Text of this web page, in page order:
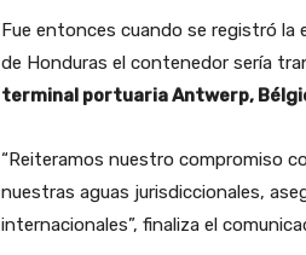
Fue entonces cuando se registró
de Honduras el contenedor sería
terminal portuaria Antwerp,
“Reiteramos nuestro compromiso
nuestras aguas jurisdiccionales,
internacionales”, finaliza el